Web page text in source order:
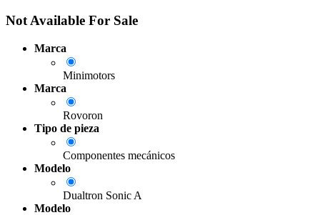
Not Available For Sale
Marca
Minimotors
Marca
Rovoron
Tipo de pieza
Componentes mecánicos
Modelo
Dualtron Sonic A
Modelo